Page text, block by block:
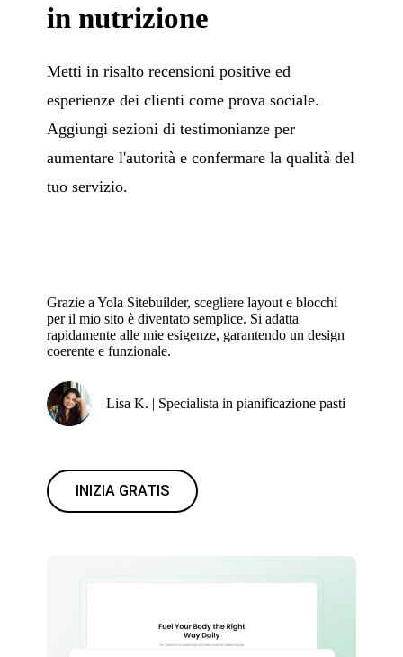
in nutrizione
Metti in risalto recensioni positive ed
esperienze dei clienti come prova sociale.
Aggiungi sezioni di testimonianze per
aumentare l'autorità e confermare la qualità del
tuo servizio.
Grazie a Yola Sitebuilder, scegliere layout e blocchi
per il mio sito è diventato semplice. Si adatta
rapidamente alle mie esigenze, garantendo un design
coerente e funzionale.
Lisa K. | Specialista in pianificazione pasti
INIZIA GRATIS